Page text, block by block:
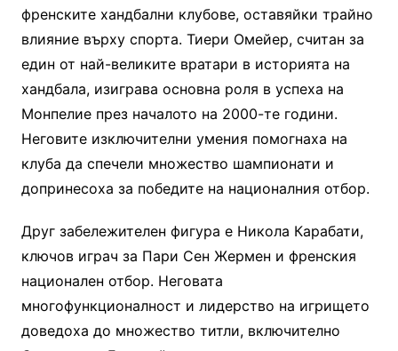
френските хандбални клубове, оставяйки трайно
влияние върху спорта. Тиери Омейер, считан за
един от най-великите вратари в историята на
хандбала, изиграва основна роля в успеха на
Монпелие през началото на 2000-те години.
Неговите изключителни умения помогнаха на
клуба да спечели множество шампионати и
допринесоха за победите на националния отбор.
Друг забележителен фигура е Никола Карабати,
ключов играч за Пари Сен Жермен и френския
национален отбор. Неговата
многофункционалност и лидерство на игрището
доведоха до множество титли, включително